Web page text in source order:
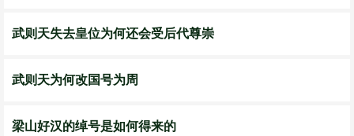
武则天失去皇位为何还会受后代尊崇
武则天为何改国号为周
梁山好汉的绰号是如何得来的